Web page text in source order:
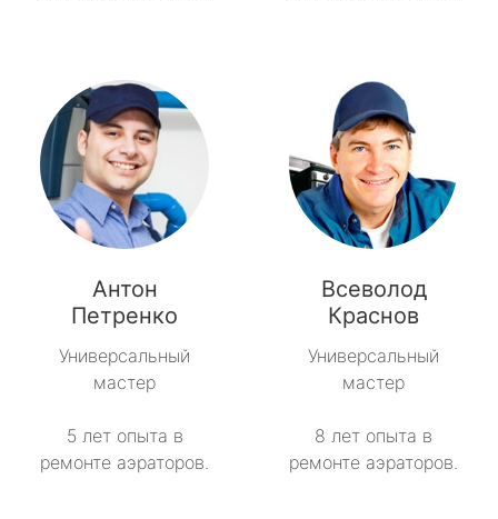
Антон
Петренко
Универсальный
мастер
5 лет опыта в
ремонте аэраторов.
Всеволод
Краснов
Универсальный
мастер
8 лет опыта в
ремонте аэраторов.